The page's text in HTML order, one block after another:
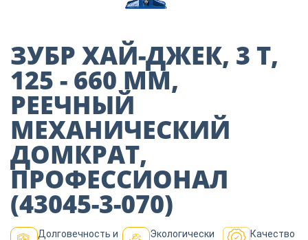
Пиломатериалы
Декор
Изоляция
Инструменты
Продукция из
дерева
ЗУБР ХАЙ-ДЖЕК, 3 Т,
125 - 660 ММ,
РЕЕЧНЫЙ
МЕХАНИЧЕСКИЙ
ДОМКРАТ,
ПРОФЕССИОНАЛ
(43045-3-070)
Долговечность и
Экологически
Качество